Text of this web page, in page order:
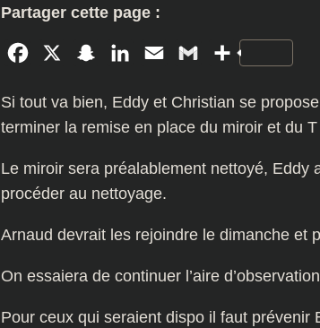
Partager cette page :
Facebook SnapchatLinkedInEmail GmailPartager
Si tout va bien, Eddy et Christian se
terminer la remise en place du miroir et du
Le miroir sera préalablement nettoyé, Eddy
procéder au nettoyage.
Arnaud devrait les rejoindre le dimanche et
On essaiera de continuer l’aire
Pour ceux qui seraient dispo il faut prévenir